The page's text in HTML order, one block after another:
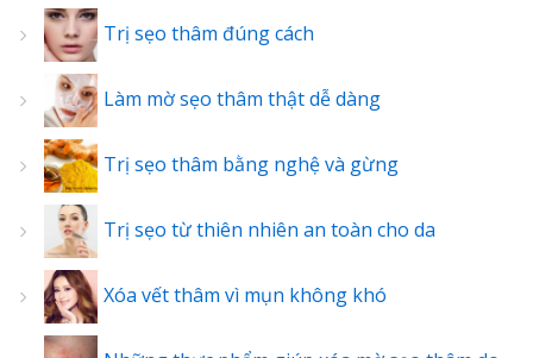
Trị sẹo thâm đúng cách
Làm mờ sẹo thâm thật dễ dàng
Trị sẹo thâm bằng nghệ và gừng
Trị sẹo từ thiên nhiên an toàn cho da
Xóa vết thâm vì mụn không khó